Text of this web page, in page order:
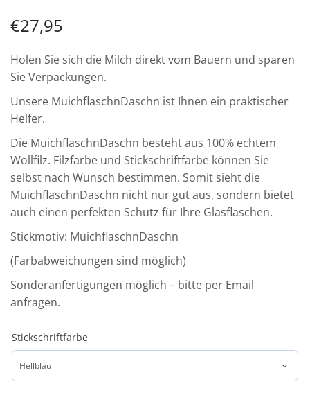
€27,95
Holen Sie sich die Milch direkt vom Bauern und sparen
Sie Verpackungen.
Unsere MuichflaschnDaschn ist Ihnen ein praktischer
Helfer.
Die MuichflaschnDaschn besteht aus 100% echtem
Wollfilz. Filzfarbe und Stickschriftfarbe können Sie
selbst nach Wunsch bestimmen. Somit sieht die
MuichflaschnDaschn nicht nur gut aus, sondern bietet
auch einen perfekten Schutz für Ihre Glasflaschen.
Stickmotiv: MuichflaschnDaschn
(Farbabweichungen sind möglich)
Sonderanfertigungen möglich – bitte per Email
anfragen.
Stickschriftfarbe